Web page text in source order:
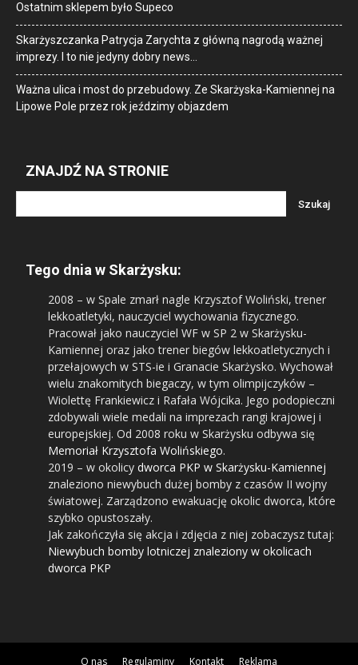
Ostatnim sklepem było Supeco
Skarżyszczanka Patrycja Zarychta z główną nagrodą ważnej
imprezy. I to nie jedyny dobry news…
Ważna ulica i most do przebudowy. Ze Skarżyska-Kamiennej na
Lipowe Pole przez rok jeździmy objazdem
ZNAJDŹ NA STRONIE
Tego dnia w Skarżysku:
2008 – w Spale zmarł nagle Krzysztof Woliński, trener
lekkoatletyki, nauczyciel wychowania fizycznego.
Pracował jako nauczyciel WF w SP 2 w Skarżysku-
Kamiennej oraz jako trener biegów lekkoatletycznych i
przełajowych w STS-ie i Granacie Skarżysko. Wychował
wielu znakomitych biegaczy, w tym olimpijczyków –
Wiolettę Frankiewicz i Rafała Wójcika. Jego podopieczni
zdobywali wiele medali na imprezach rangi krajowej i
europejskiej. Od 2008 roku w Skarżysku odbywa się
Memoriał Krzysztofa Wolińskiego.
2019 – w okolicy dworca PKP w Skarżysku-Kamiennej
znaleziono niewybuch dużej bomby z czasów II wojny
światowej. Zarządzono ewakuację okolic dworca, które
szybko opustoszały.
Jak zakończyła się akcja i zdjęcia z niej zobaczysz tutaj:
Niewybuch bomby lotniczej znaleziony w okolicach
dworca PKP
O nas Regulaminy Kontakt Reklama